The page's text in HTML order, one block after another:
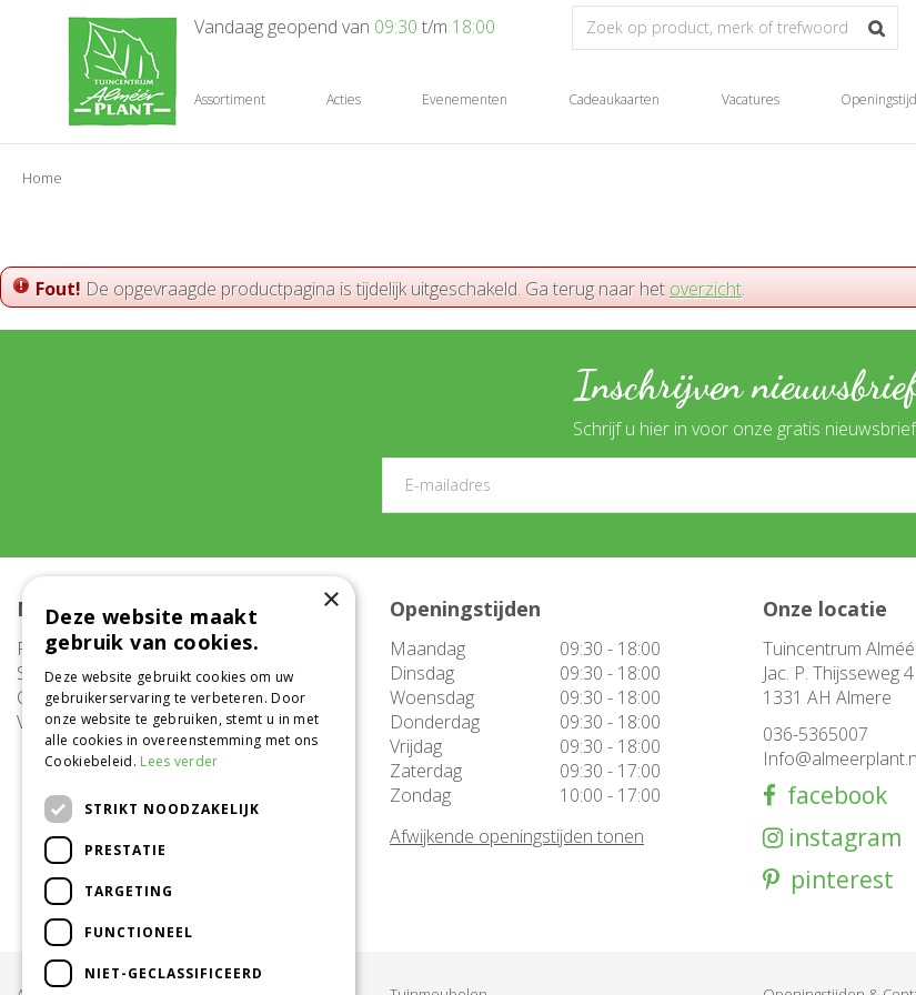
Home
Vandaag geopend van 09:30 t/m 18:00
Assortiment Acties Evenementen Cadeaukaarten Vacatures
Fout! De opgevraagde productpagina is tijdelijk uitgeschakeld. Ga terug naar het overzicht.
Inschrijven
Schrijf u hier in voor onze gratis
Meer informatie
FAQ
Service
Contact
Vacatures
Openingstijden
Maandag
09:30 - 18:00
Dinsdag
09:30 - 18:00
Woensdag
09:30 - 18:00
Donderdag
09:30 - 18:00
Vrijdag
09:30 - 18:00
Zaterdag
09:30 - 17:00
Zondag
10:00 - 17:00
Afwijkende openingstijden tonen
Onze locatie
Tuincentrum
Jac. P. Thijsseweg 4
1331 AH Almere
036-5365007
facebook
instagram
pinterest
×
Deze website maakt
gebruik van cookies.
Deze website gebruikt cookies om uw
gebruikerservaring te verbeteren. Door
onze website te gebruiken, stemt u in met
alle cookies in overeenstemming met ons
Cookiebeleid. Lees verder
STRIKT NOODZAKELIJK
PRESTATIE
TARGETING
FUNCTIONEEL
NIET-GECLASSIFICEERD